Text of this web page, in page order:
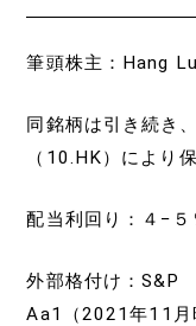
筆頭株主：Hang
同銘柄は引き続き
（10.HK）により
配当利回り：４−５
外部格付け：
Aa1（2021年11月